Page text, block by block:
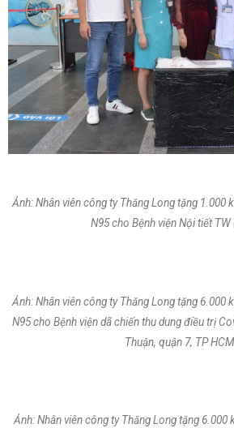
Ảnh: Nhân viên công ty Thăng Long tặng 1.000
N95 cho Bệnh viện Nội tiết TW
Ảnh: Nhân viên công ty Thăng Long tặng 6.000
N95 cho Bệnh viện dã chiến thu dung điều trị
Thuận, quận 7, TP
Ảnh: Nhân viên công ty Thăng Long tặng 6.000